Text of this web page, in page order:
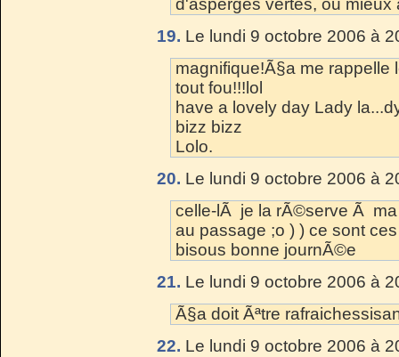
d'asperges vertes, ou
19. Le lundi 9 octobre 2006 à
magnifique!Ã§a me rappelle
tout fou!!!lol
have a lovely day Lady
bizz bizz
Lolo.
20. Le lundi 9 octobre 2006 à
celle-lÃ je la rÃ©serve Ã ma
au passage ;o ) ) ce sont
bisous bonne journÃ©e
21. Le lundi 9 octobre 2006 à
Ã§a doit Ãªtre
22. Le lundi 9 octobre 2006 à